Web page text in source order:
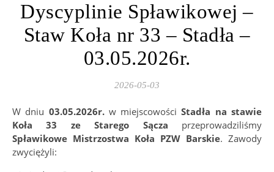
Dyscyplinie Spławikowej –
Staw Koła nr 33 – Stadła –
03.05.2026r.
2026-05-03
W dniu 03.05.2026r.w miejscowościStadła na stawie
Koła 33 ze Starego Sącza przeprowadziliśmy
Spławikowe Mistrzostwa Koła PZW Barskie. Zawody
zwyciężyli: